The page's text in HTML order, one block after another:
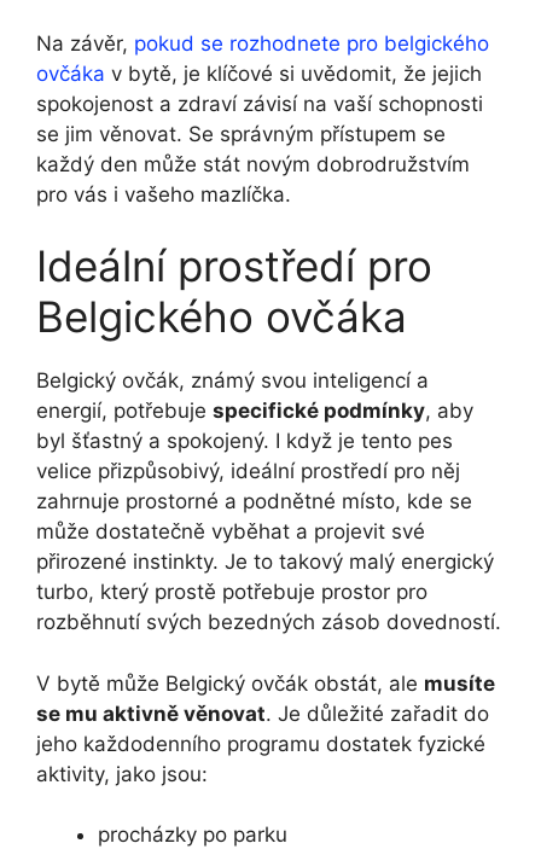
Na závěr, pokud se rozhodnete pro belgického
ovčáka v bytě, je klíčové si uvědomit, že jejich
spokojenost a zdraví závisí na vaší schopnosti
se jim věnovat. Se správným přístupem se
každý den může stát novým dobrodružstvím
pro vás i vašeho mazlíčka.
Ideální prostředí pro
Belgického ovčáka
Belgický ovčák, známý svou inteligencí a
energií, potřebuje specifické podmínky, aby
byl šťastný a spokojený. I když je tento pes
velice přizpůsobivý, ideální prostředí pro něj
zahrnuje prostorné a podnětné místo, kde se
může dostatečně vyběhat a projevit své
přirozené instinkty. Je to takový malý energický
turbo, který prostě potřebuje prostor pro
rozběhnutí svých bezedných zásob dovedností.
V bytě může Belgický ovčák obstát, ale musíte
se mu aktivně věnovat. Je důležité zařadit do
jeho každodenního programu dostatek fyzické
aktivity, jako jsou:
procházky po parku